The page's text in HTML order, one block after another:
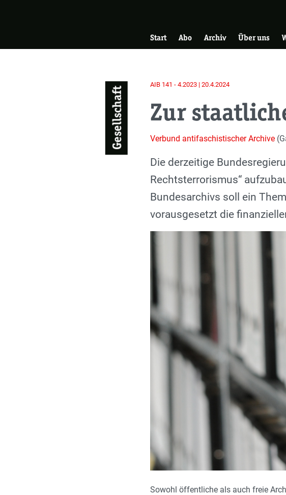
Hauptnavigation
Start Abo Archiv Über uns
Gesellschaft
AIB 141 - 4.2023 | 20.4.2024
Zur
Verbund antifaschistischer Archive
Einleitung
Die derzeitige
Rechtsterrorismus“
Bundesarchivs soll ein
vorausgesetzt die
Sowohl öffentliche als auch freie